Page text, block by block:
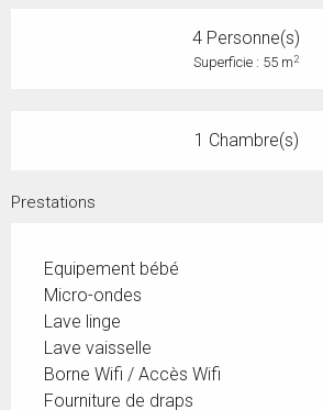
4 Personne(s)
Superficie : 55 m2
1 Chambre(s)
Prestations
Equipement bébé
Micro-ondes
Lave linge
Lave vaisselle
Borne Wifi / Accès Wifi
Fourniture de draps